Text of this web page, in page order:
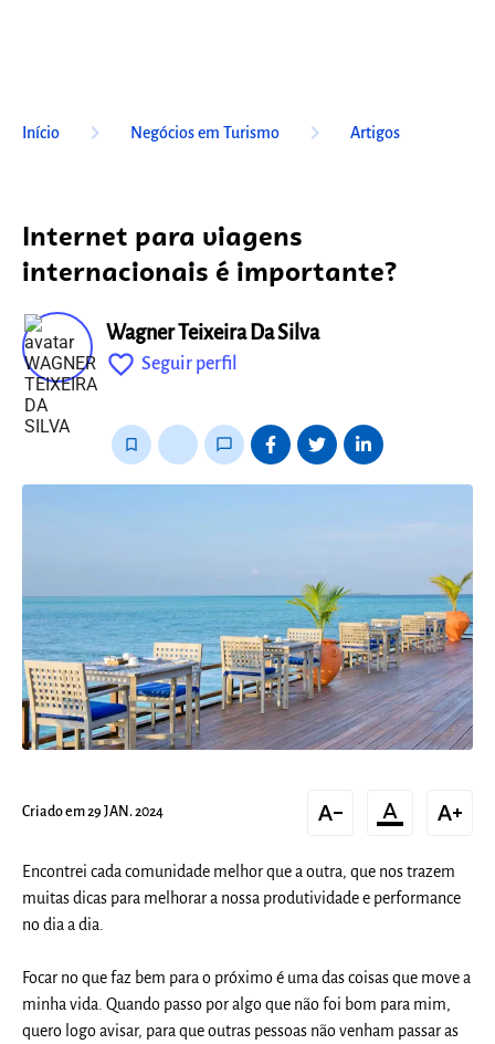
Início keyboard_arrow_right Negócios em Turismo keyboard_arrow_right Artigos
Internet para viagens
internacionais é importante?
Wagner Teixeira Da Silva
favorite_outline Seguir perfil
fixo
bookmark_border chat_bubble_outline
Criado em 29 JAN. 2024 text_decrease format_color_text text_increase
Encontrei cada comunidade melhor que a outra, que nos trazem
muitas dicas para melhorar a nossa produtividade e performance
no dia a dia.
Focar no que faz bem para o próximo é uma das coisas que move a
minha vida. Quando passo por algo que não foi bom para mim,
quero logo avisar, para que outras pessoas não venham passar as